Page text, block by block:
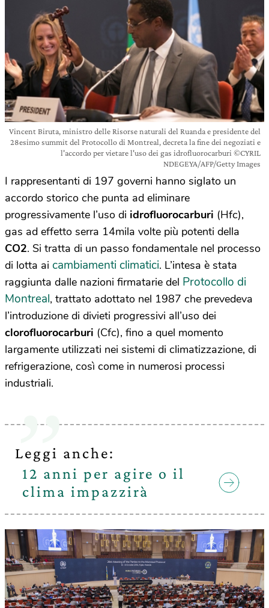
Vincent Biruta, ministro delle Risorse naturali del Ruanda e presidente del
28esimo summit del Protocollo di Montreal, decreta la fine dei negoziati e
l'accordo per vietare l'uso dei gas idrofluorocarburi ©CYRIL
NDEGEYA/AFP/Getty Images
I rappresentanti di 197 governi hanno siglato un
accordo storico che punta ad eliminare
progressivamente l’uso di idrofluorocarburi (Hfc),
gas ad effetto serra 14mila volte più potenti della
CO2. Si tratta di un passo fondamentale nel processo
di lotta ai cambiamenti climatici. L’intesa è stata
raggiunta dalle nazioni firmatarie del Protocollo di
Montreal, trattato adottato nel 1987 che prevedeva
l’introduzione di divieti progressivi all’uso dei
clorofluorocarburi (Cfc), fino a quel momento
largamente utilizzati nei sistemi di climatizzazione, di
refrigerazione, così come in numerosi processi
industriali.
Leggi anche:
12 anni per agire o il
clima impazzirà